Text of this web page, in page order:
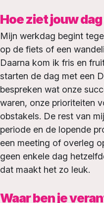
Hoe ziet jouw
Mijn werkdag begint
op de fiets of een
Daarna kom ik fris en
starten de dag met een
bespreken wat onze
waren, onze prioriteiten
obstakels. De rest van
periode en de lopende
een meeting of overleg
geen enkele dag
dat maakt het zo leuk.
Waar ben je